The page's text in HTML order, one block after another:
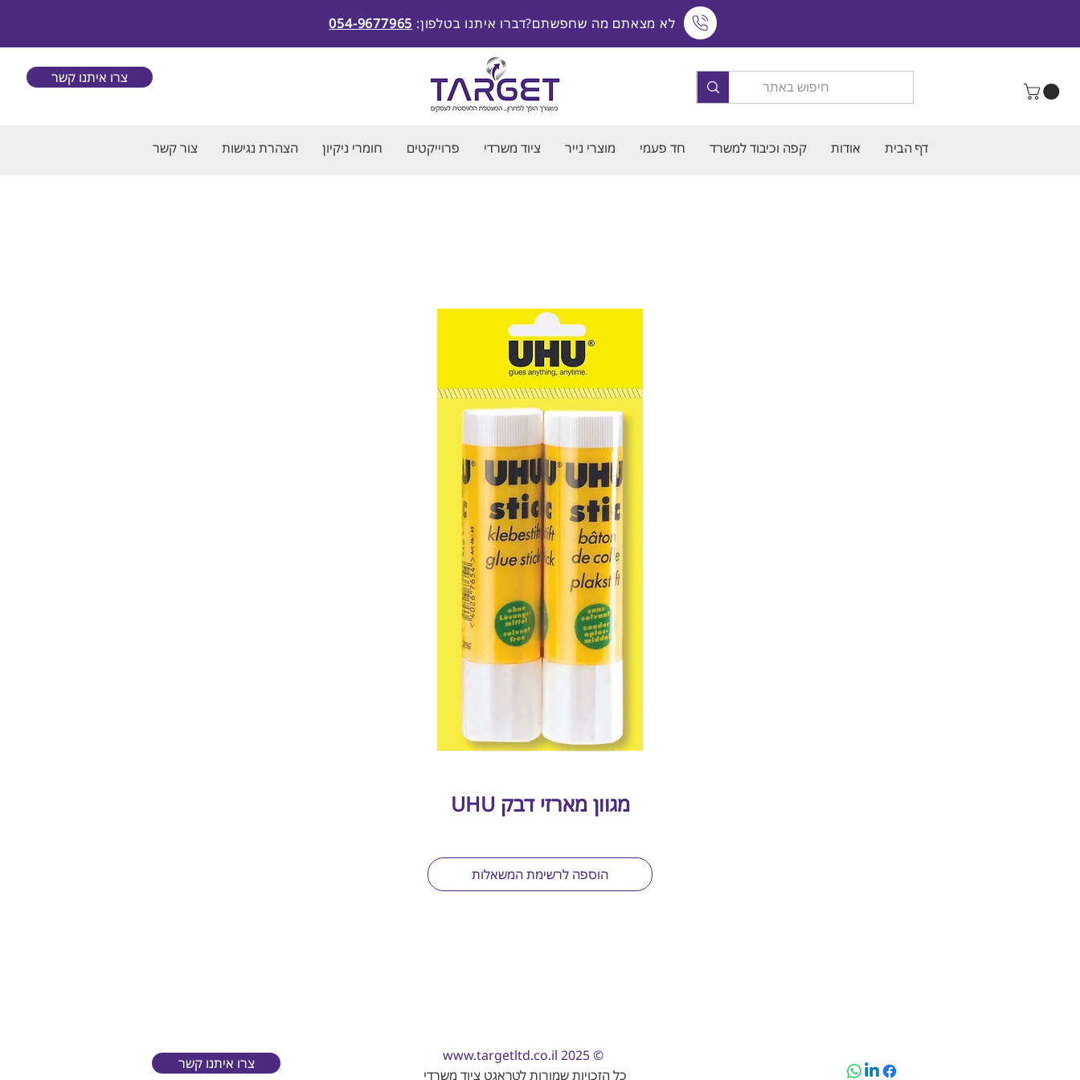
לא מצאתם מה שחפשתם?דברו איתנו בטלפון: 054-9677965
צרו איתנו קשר
דף הבית אודות קפה וכיבוד למשרד חד פעמי מוצרי נייר ציוד משרדי פרוייקטים חומרי ניקיון הצהרת נגישות צור קשר
מגוון מארזי דבק UHU
הוספה לרשימת המשאלות
© 2025
www.targetltd.co.il
כל הזכויות שמורות לטראגט ציוד משרדי
צרו איתנו קשר